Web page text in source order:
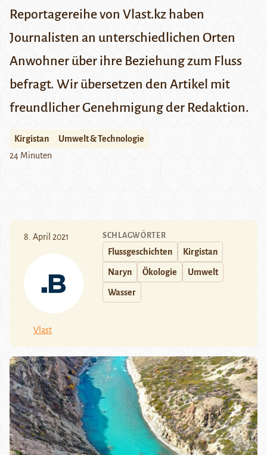
Reportagereihe von Vlast.kz haben
Journalisten an unterschiedlichen Orten
Anwohner über ihre Beziehung zum Fluss
befragt. Wir übersetzen den Artikel mit
freundlicher Genehmigung der Redaktion.
Kirgistan
Umwelt & Technologie
24 Minuten
8. April 2021
Vlast
SCHLAGWÖRTER
Flussgeschichten Kirgistan
Naryn Ökologie Umwelt
Wasser